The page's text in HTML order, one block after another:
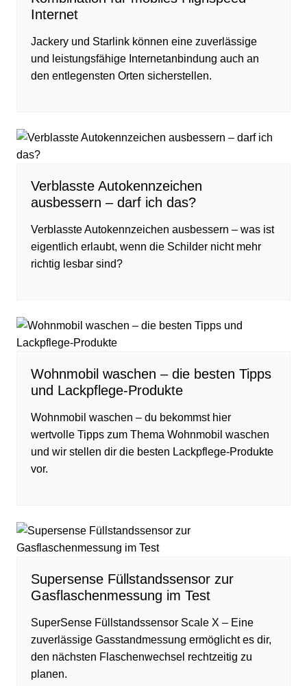
Internet
Jackery und Starlink können eine zuverlässige
und leistungsfähige Internetanbindung auch an
den entlegensten Orten sicherstellen.
Verblasste Autokennzeichen
ausbessern – darf ich das?
Verblasste Autokennzeichen ausbessern – was ist
eigentlich erlaubt, wenn die Schilder nicht mehr
richtig lesbar sind?
Wohnmobil waschen – die besten Tipps
und Lackpflege-Produkte
Wohnmobil waschen – du bekommst hier
wertvolle Tipps zum Thema Wohnmobil waschen
und wir stellen dir die besten Lackpflege-Produkte
vor.
Supersense Füllstandssensor zur
Gasflaschenmessung im Test
SuperSense Füllstandssensor Scale X – Eine
zuverlässige Gasstandmessung ermöglicht es dir,
den nächsten Flaschenwechsel rechtzeitig zu
planen.